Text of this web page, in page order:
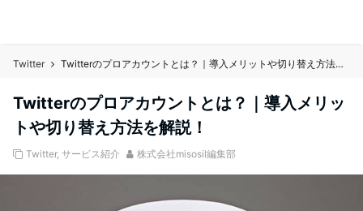
Twitter Twitterのプロアカウントとは？｜導入メリットや切り替え方法を解説！
Twitterのプロアカウントとは？｜導入メリッ
トや切り替え方法を解説！
Twitter, サービス紹介 株式会社misosil編集部